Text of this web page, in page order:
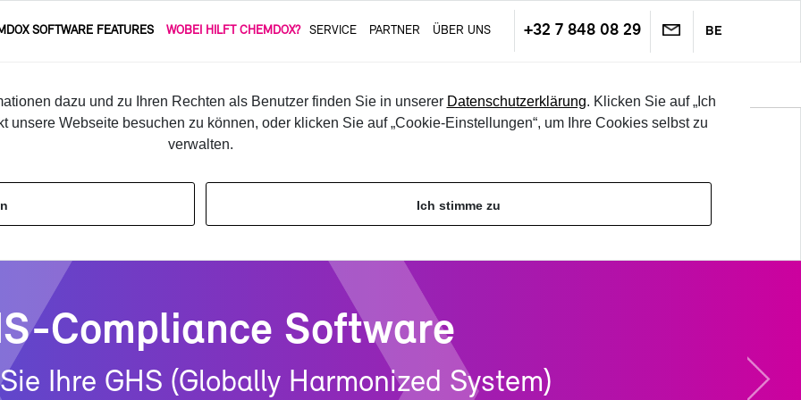
SOFT­WARE FEA­TURES WO­BEI HILFT CHEM­DOX? SER­VICE PART­NER ÜBER UNS +32 7 848 08 29 BE
dazu und zu Ihren Rechten als Benutzer finden Sie in unserer Datenschutzerklärung. Klicken Sie auf „Ich
unsere Webseite besuchen zu können, oder klicken Sie auf „Cookie-Einstellungen“, um Ihre Cookies selbst zu
verwalten.
Ich stimme zu
​Compliance Soft­ware
Ih­re GHS (Glo­bal­ly Har­mo­ni­zed Sys­tem)
Nächs­